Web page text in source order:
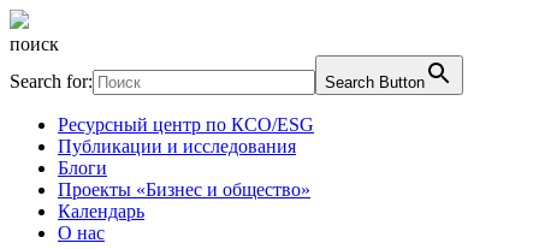
поиск
Search for:
Search Button
Ресурсный центр по КСО/ESG
Публикации и исследования
Блоги
Проекты «Бизнес и общество»
Календарь
О нас